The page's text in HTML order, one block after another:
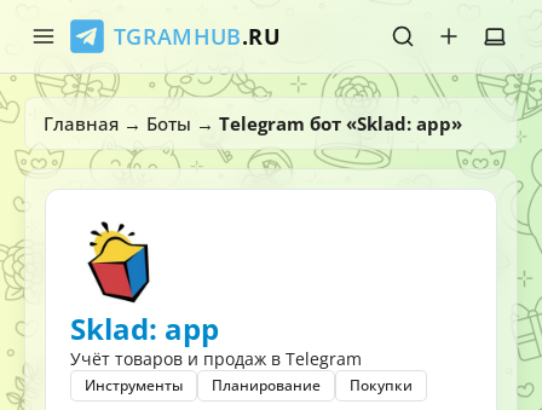
TGRAMHUB.RU
Главная
Стикеры
О нас
Главная → Боты → Telegram бот «Sklad: app»
Sklad: app
Учёт товаров и продаж в Telegram
Инструменты Планирование Покупки